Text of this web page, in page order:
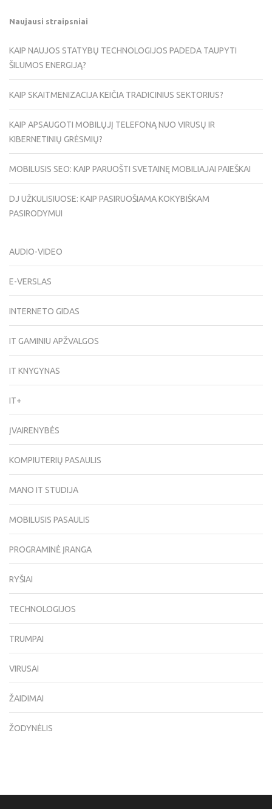
Naujausi straipsniai
KAIP NAUJOS STATYBŲ TECHNOLOGIJOS PADEDA TAUPYTI
ŠILUMOS ENERGIJĄ?
KAIP SKAITMENIZACIJA KEIČIA TRADICINIUS SEKTORIUS?
KAIP APSAUGOTI MOBILŲJĮ TELEFONĄ NUO VIRUSŲ IR
KIBERNETINIŲ GRĖSMIŲ?
MOBILUSIS SEO: KAIP PARUOŠTI SVETAINĘ MOBILIAJAI PAIEŠKAI
DJ UŽKULISIUOSE: KAIP PASIRUOŠIAMA KOKYBIŠKAM
PASIRODYMUI
AUDIO-VIDEO
E-VERSLAS
INTERNETO GIDAS
IT GAMINIU APŽVALGOS
IT KNYGYNAS
IT+
ĮVAIRENYBĖS
KOMPIUTERIŲ PASAULIS
MANO IT STUDIJA
MOBILUSIS PASAULIS
PROGRAMINĖ ĮRANGA
RYŠIAI
TECHNOLOGIJOS
TRUMPAI
VIRUSAI
ŽAIDIMAI
ŽODYNĖLIS